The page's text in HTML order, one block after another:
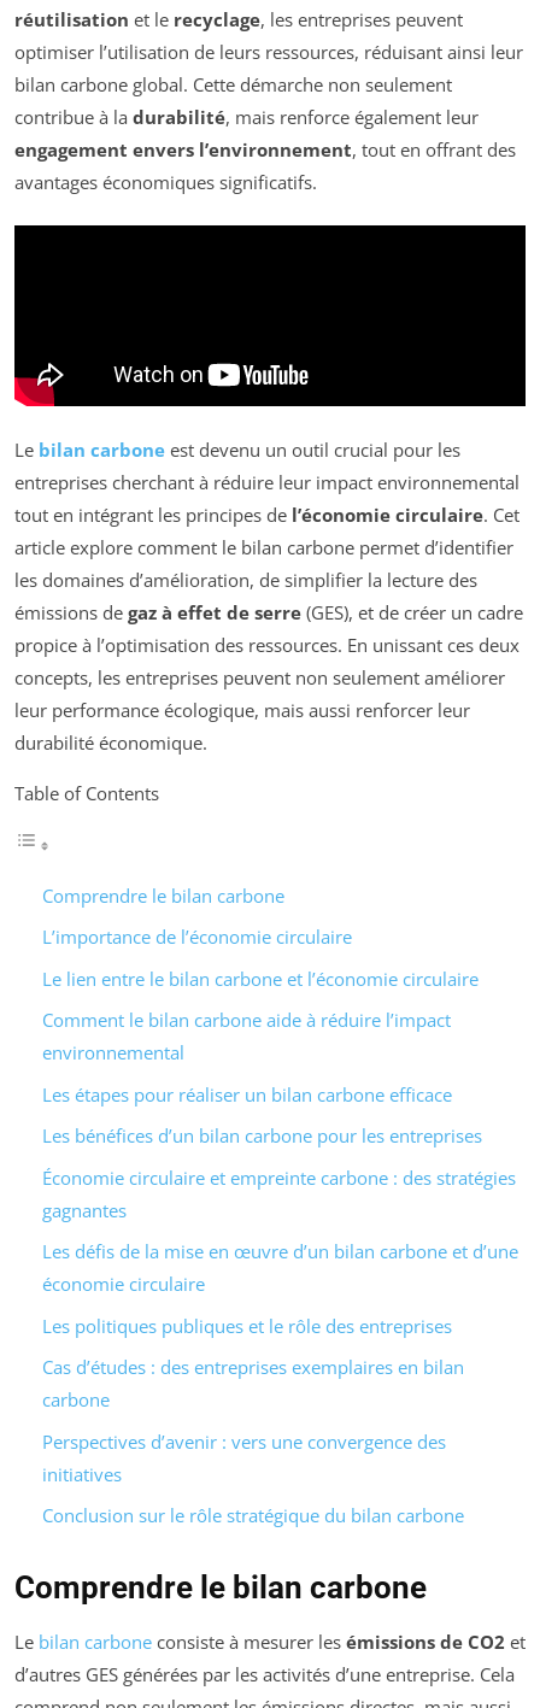
réutilisation et le recyclage, les entreprises peuvent
optimiser l’utilisation de leurs ressources, réduisant ainsi leur
bilan carbone global. Cette démarche non seulement
contribue à la durabilité, mais renforce également leur
engagement envers l’environnement, tout en offrant des
avantages économiques significatifs.
Le bilan carbone est devenu un outil crucial pour les
entreprises cherchant à réduire leur impact environnemental
tout en intégrant les principes de l’économie circulaire. Cet
article explore comment le bilan carbone permet d’identifier
les domaines d’amélioration, de simplifier la lecture des
émissions de gaz à effet de serre (GES), et de créer un cadre
propice à l’optimisation des ressources. En unissant ces deux
concepts, les entreprises peuvent non seulement améliorer
leur performance écologique, mais aussi renforcer leur
durabilité économique.
Table of Contents
Comprendre le bilan carbone
L’importance de l’économie circulaire
Le lien entre le bilan carbone et l’économie circulaire
Comment le bilan carbone aide à réduire l’impact
environnemental
Les étapes pour réaliser un bilan carbone efficace
Les bénéfices d’un bilan carbone pour les entreprises
Économie circulaire et empreinte carbone : des stratégies
gagnantes
Les défis de la mise en œuvre d’un bilan carbone et d’une
économie circulaire
Les politiques publiques et le rôle des entreprises
Cas d’études : des entreprises exemplaires en bilan
carbone
Perspectives d’avenir : vers une convergence des
initiatives
Conclusion sur le rôle stratégique du bilan carbone
Comprendre le bilan carbone
Le bilan carbone consiste à mesurer les émissions de CO2 et
d’autres GES générées par les activités d’une entreprise. Cela